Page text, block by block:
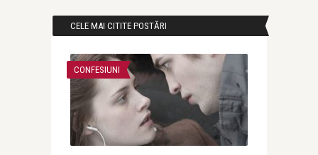
CELE MAI CITITE POSTĂRI
CONFESIUNI